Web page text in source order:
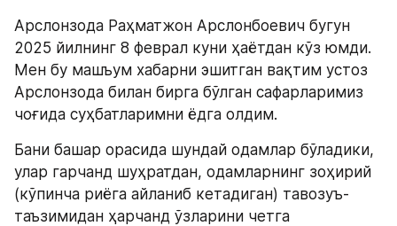
Арслонзода Раҳматжон Арслонбоевич бугун
2025 йилнинг 8 феврал куни ҳаётдан кўз юмди.
Мен бу машъум хабарни эшитган вақтим устоз
Арслонзода билан бирга бўлган сафарларимиз
чоғида суҳбатларимни ёдга олдим.
Бани башар орасида шундай одамлар бўладики,
улар гарчанд шуҳратдан, одамларнинг зоҳирий
(кўпинча риёга айланиб кетадиган) тавозуъ-
таъзимидан ҳарчанд ўзларини четга